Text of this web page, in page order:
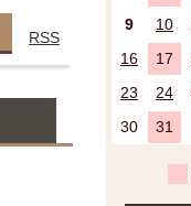
RSS
9
10
16
17
23
24
30
31